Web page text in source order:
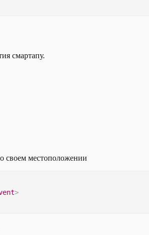
смартапу.
своем местоположении
>